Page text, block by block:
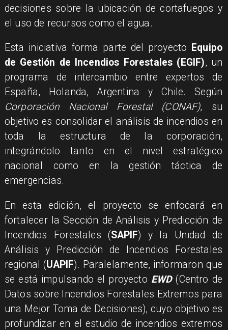
decisiones sobre la ubicación de cortafuegos y
el uso de recursos como el agua.
Esta iniciativa forma parte del proyecto Equipo
de Gestión de Incendios Forestales (EGIF), un
programa de intercambio entre expertos de
España, Holanda, Argentina y Chile. Según
Corporación Nacional Forestal (CONAF), su
objetivo es consolidar el análisis de incendios en
toda la estructura de la corporación,
integrándolo tanto en el nivel estratégico
nacional como en la gestión táctica de
emergencias.
En esta edición, el proyecto se enfocará en
fortalecer la Sección de Análisis y Predicción de
Incendios Forestales (SAPIF) y la Unidad de
Análisis y Predicción de Incendios Forestales
regional (UAPIF). Paralelamente, informaron que
se está impulsando el proyecto EWD(Centro de
Datos sobre Incendios Forestales Extremos para
una Mejor Toma de Decisiones), cuyo objetivo es
profundizar en el estudio de incendios extremos